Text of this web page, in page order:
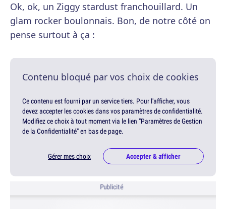
Ok, ok, un Ziggy stardust franchouillard. Un
glam rocker boulonnais. Bon, de notre côté on
pense surtout à ça :
Contenu bloqué par vos choix de cookies
Ce contenu est fourni par un service tiers. Pour l'afficher, vous
devez accepter les cookies dans vos paramètres de confidentialité.
Modifiez ce choix à tout moment via le lien "Paramètres de Gestion
de la Confidentialité" en bas de page.
Gérer mes choix Accepter & afficher
Publicité